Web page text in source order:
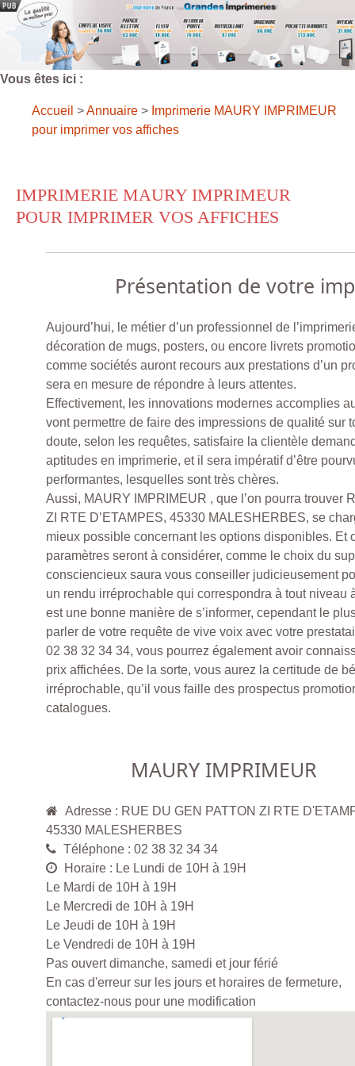
Vous êtes ici :
Accueil >Annuaire > Imprimerie MAURY IMPRIMEUR
pour imprimer vos affiches
IMPRIMERIE MAURY IMPRIMEUR
POUR IMPRIMER VOS AFFICHES
Présentation de votre
Aujourd’hui, le métier d’un professionnel de
décoration de mugs, posters, ou encore livrets
comme sociétés auront recours aux prestations d’un
sera en mesure de répondre à leurs attentes.
Effectivement, les innovations modernes accomplies
vont permettre de faire des impressions de qualité sur
doute, selon les requêtes, satisfaire la clientèle
aptitudes en imprimerie, et il sera impératif d’être
performantes, lesquelles sont très chères.
Aussi, MAURY IMPRIMEUR , que l’on pourra trouver
ZI RTE D’ETAMPES, 45330 MALESHERBES, se
mieux possible concernant les options disponibles. Et
paramètres seront à considérer, comme le choix du
consciencieux saura vous conseiller judicieusement
un rendu irréprochable qui correspondra à tout niveau
est une bonne manière de s’informer, cependant le
parler de votre requête de vive voix avec votre
02 38 32 34 34, vous pourrez également avoir
prix affichées. De la sorte, vous aurez la certitude de
irréprochable, qu’il vous faille des prospectus
catalogues.
MAURY IMPRIMEUR
Adresse : RUE DU GEN PATTON ZI RTE
45330 MALESHERBES
Téléphone : 02 38 32 34 34
Horaire : Le Lundi de 10H à 19H
Le Mardi de 10H à 19H
Le Mercredi de 10H à 19H
Le Jeudi de 10H à 19H
Le Vendredi de 10H à 19H
Pas ouvert dimanche, samedi et jour férié
En cas d'erreur sur les jours et horaires de fermeture,
contactez-nous pour une modification